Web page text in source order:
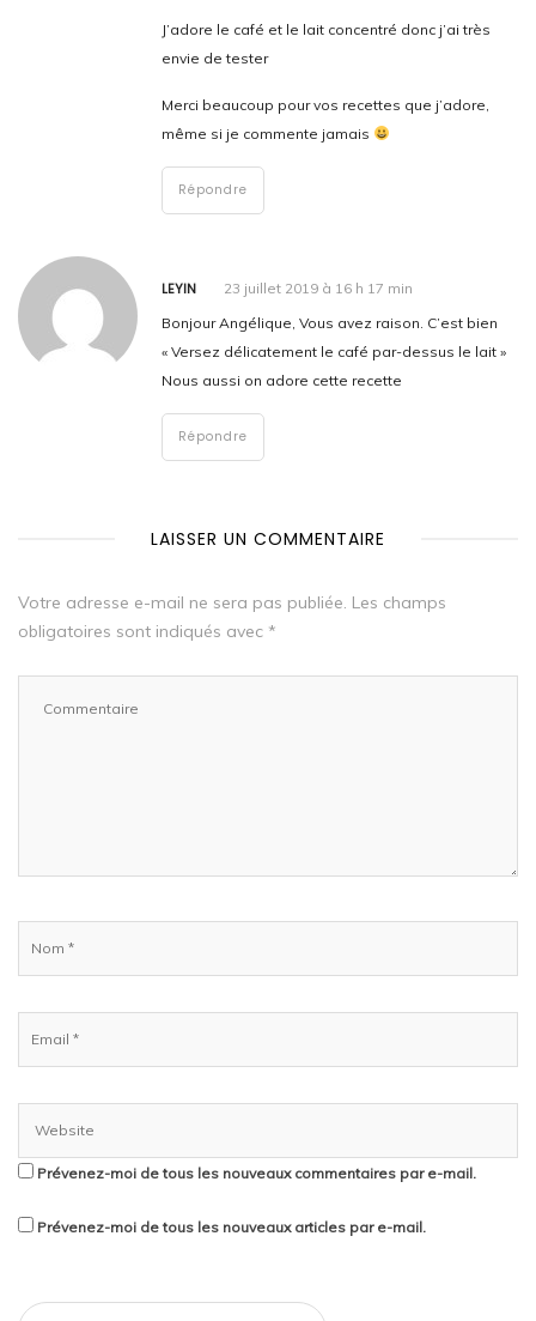
J’adore le café et le lait concentré donc j’ai très
envie de tester
Merci beaucoup pour vos recettes que j’adore,
même si je commente jamais
Répondre
LEYIN
23 juillet 2019 à 16 h 17 min
Bonjour Angélique, Vous avez raison. C’est bien
« Versez délicatement le café par-dessus le lait »
Nous aussi on adore cette recette
Répondre
LAISSER UN COMMENTAIRE
Votre adresse e-mail ne sera pas publiée. Les champs
obligatoires sont indiqués avec *
Prévenez-moi de tous les nouveaux commentaires par e-mail.
Prévenez-moi de tous les nouveaux articles par e-mail.